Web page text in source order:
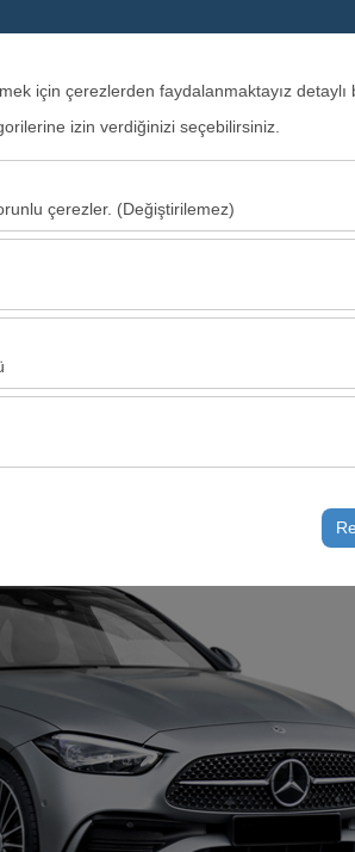
için çerezlerden faydalanmaktayız detaylı
izin verdiğinizi seçebilirsiniz.
çerezler. (Değiştirilemez)
çalışması, güvenlik, oturum yönetimi
(ziyaretçi sayısı, en çok ziyaret
web sitesi performansını ölçmek ve
uygun kişiselleştirilmiş reklamlar
tıklama oranı) ölçmemize olanak tanır.
ve sürekliliğini sağlamak amacıyla kullanılır.